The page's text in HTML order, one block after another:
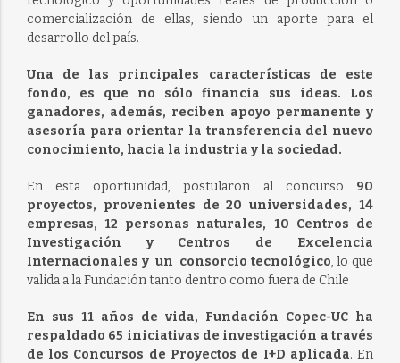
comercialización de ellas, siendo un aporte para el
desarrollo del país.
Una de las principales características de este
fondo, es que no sólo financia sus ideas. Los
ganadores, además, reciben apoyo permanente y
asesoría para orientar la transferencia del nuevo
conocimiento, hacia la industria y la sociedad.
En esta oportunidad, postularon al concurso 90
proyectos, provenientes de 20 universidades, 14
empresas, 12 personas naturales, 10 Centros de
Investigación y Centros de Excelencia
Internacionales y un consorcio tecnológico, lo que
valida a la Fundación tanto dentro como fuera de Chile
En sus 11 años de vida, Fundación Copec-UC ha
respaldado 65 iniciativas de investigación a través
de los Concursos de Proyectos de I+D aplicada. En